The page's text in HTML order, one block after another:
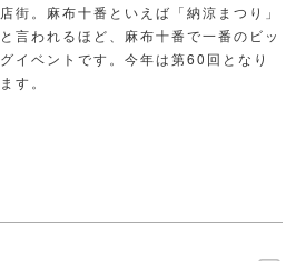
店街。麻布十番といえば「納涼まつり」
と言われるほど、麻布十番で一番のビッ
グイベントです。今年は第60回となり
ます。